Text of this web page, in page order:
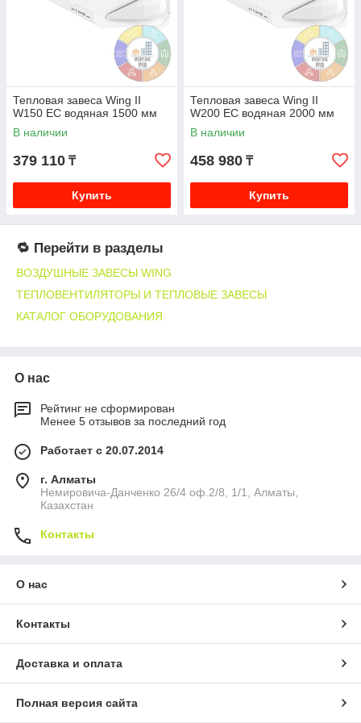
отопления: температуру теплоносителя, давление и
возможность подключения к существующей магистрали.
🏢 Области применения
Торговые центры и супермаркеты;
Складские и логистические комплексы;
Автосалоны и сервисные станции;
Промышленные помещения;
Объекты с высокой проходимостью.
WING W особенно эффективны в местах с частым открытием
дверей и большими проёмами.
🔎 Как выбрать воздушную завесу WING
Определите размеры дверного проёма;
Проверьте параметры системы отопления;
Подберите длину завесы или комбинацию устройств.
Практический нюанс:
обеспечить правильную обвязку теплообменника (клапаны,
фильтры, балансировка системы).
✅ Почему выгодно купить в Монтаж
PRO
Оригинальные завесы WING W от VTS;
Доставка по Казахстану;
Опыт реализации коммерческих и промышленных
объектов.
Смотрите также:Тепловентиляторы Volcano|Каталог
оборудования
❓ Часто задаваемые вопросы
1️⃣ Нужна ли система отопления?
Тепловая завеса Wing II
W150 EC водяная 1500 мм
В наличии
379 110 ₸
Купить
Тепловая завеса Wing II
W200 EC водяная 2000 мм
В наличии
458 980 ₸
Купить
🔁 Перейти в разделы
ВОЗДУШНЫЕ ЗАВЕСЫ WING
ТЕПЛОВЕНТИЛЯТОРЫ И ТЕПЛОВЫЕ ЗАВЕСЫ
КАТАЛОГ ОБОРУДОВАНИЯ
О нас
Рейтинг не сформирован
Менее 5 отзывов за последний год
Работает с 20.07.2014
г. Алматы
Немировича-Данченко 26/4 оф.2/8, 1/1, Алматы,
Казахстан
Контакты
О нас
Контакты
Доставка и оплата
Полная версия сайта